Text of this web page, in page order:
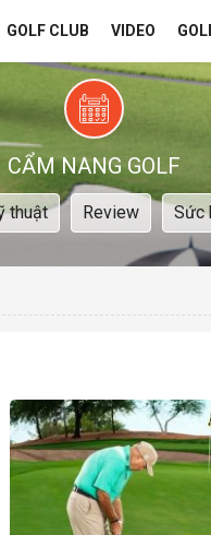
GOLF CLUB VIDEO
CẨM NANG GOLF
thuật Review Sức